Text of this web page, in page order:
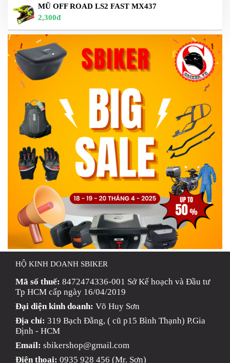
MŨ OFF ROAD LS2 FAST MX437
2,300đ
HỘ KINH DOANH SBIKER
Mã số thuế: 8472474336-001 Sở Kế hoạch và Đầu tư
Tp HCM cấp ngày 16/04/2019
Đại diện kinh doanh: Võ Huy Sơn
Địa chỉ: 319 Bạch Đằng, ( cũ p15 Bình Thạnh) P.Gia
Định - HCM
Email: sbikershop@gmail.com
Điện thoại: 0935 928 456 (Mr. Sơn)